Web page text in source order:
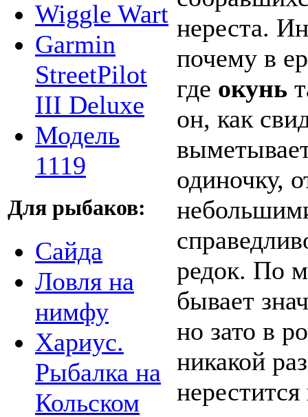
Wiggle Wart
Garmin
StreetPilot
III Deluxe
Модель
1119
Для рыбаков:
Сайда
Ловля на
нимфу
Хариус.
Рыбалка на
Кольском
нереста.
почему в
где окунь
он, как
одиночку,
редок. По
бывает
но зато в
никакой